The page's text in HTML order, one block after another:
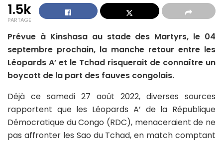
1.5k
PARTAGE
Prévue à Kinshasa au stade des Martyrs, le 04
septembre prochain, la manche retour entre les
Léopards A’ et le Tchad risquerait de connaître un
boycott de la part des fauves congolais.
Déjà ce samedi 27 août 2022, diverses sources
rapportent que les Léopards A’ de la République
Démocratique du Congo (RDC), menaceraient de ne
pas affronter les Sao du Tchad, en match comptant